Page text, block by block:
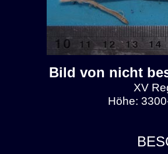
Bild von nicht
XV
Höhe: